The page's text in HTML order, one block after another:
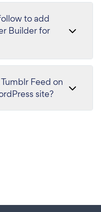
to add
Builder for
Feed on
site?